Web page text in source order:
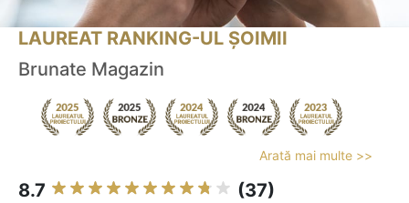
LAUREAT RANKING-UL ȘOIMII
Brunate Magazin
Arată mai multe >>
8.7 (37)